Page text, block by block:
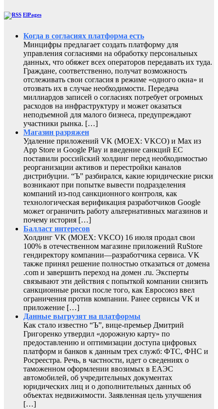
ElPages
Когда в согласиях платформа есть
Минцифры предлагает создать платформу для
управления согласиями на обработку персональных
данных, что обяжет всех операторов передавать их туда.
Граждане, соответственно, получат возможность
отслеживать свои согласия в режиме «одного окна» и
отозвать их в случае необходимости. Передача
миллиардов записей о согласиях потребует огромных
расходов на инфраструктуру и может оказаться
неподъемной для малого бизнеса, предупреждают
участники рынка. […]
Магазин разряжен
Удаление приложений VK (MOEX: VKCO) и Max из
App Store и Google Play и введение санкций ЕС
поставили российский холдинг перед необходимостью
реорганизации активов и перестройки каналов
дистрибуции. “Ъ” разбирался, какие юридические риски
возникают при попытке вывести подразделения
компаний из-под санкционного контроля, как
технологическая верификация разработчиков Google
может ограничить работу альтернативных магазинов и
почему история […]
Балласт интересов
Холдинг VK (MOEX: VKCO) 16 июля продал свои
100% в отечественном магазине приложений RuStore
гендиректору компании—разработчика сервиса. VK
также принял решение полностью отказаться от домена
.com и завершить переход на домен .ru. Эксперты
связывают эти действия с попыткой компании снизить
санкционные риски после того, как Евросоюз ввел
ограничения против компании. Ранее сервисы VK и
приложение […]
Данные выгрузят на платформы
Как стало известно “Ъ”, вице-премьер Дмитрий
Григоренко утвердил «дорожную карту» по
предоставлению и оптимизации доступа цифровых
платформ и банков к данным трех служб: ФТС, ФНС и
Росреестра. Речь, в частности, идет о сведениях о
таможенном оформлении ввозимых в ЕАЭС
автомобилей, об учредительных документах
юридических лиц и о дополнительных данных об
объектах недвижимости. Заявленная цель улучшения
[…]